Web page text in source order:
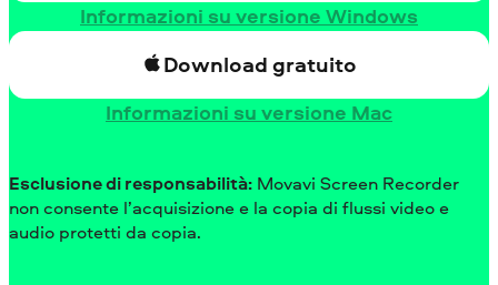
Informazioni su versione Windows
Download gratuito
Informazioni su versione Mac
Esclusione di responsabilità: Movavi Screen Recorder
non consente l’acquisizione e la copia di flussi video e
audio protetti da copia.